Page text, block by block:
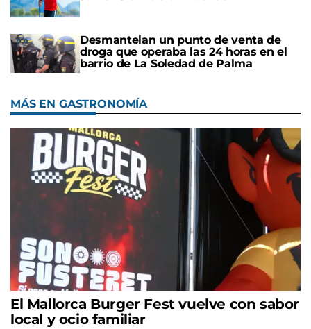
Desmantelan un punto de venta de
droga que operaba las 24 horas en el
barrio de La Soledad de Palma
MÁS EN GASTRONOMÍA
El Mallorca Burger Fest vuelve con sabor
local y ocio familiar